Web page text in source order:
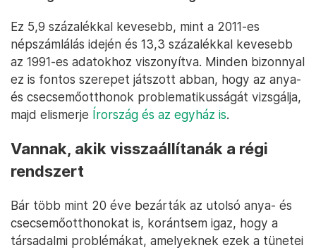
A nyilvánosságra került személyes történetek és
beszámolók mellett ahhoz is idő kellett, amíg az ír
társadalom eléggé eltávolodott a katolikus
egyháztól ahhoz, hogy az állam működését ne a
törvénybe foglalt vallásos eszmék és dogmák
irányítsák.
A legutóbbi népszámláláskor, 2016-ban már
„csak” az emberek 78,3 százaléka vallotta
Ez 5,9 százalékkal kevesebb, mint a 2011-es
népszámlálás idején és 13,3 százalékkal kevesebb